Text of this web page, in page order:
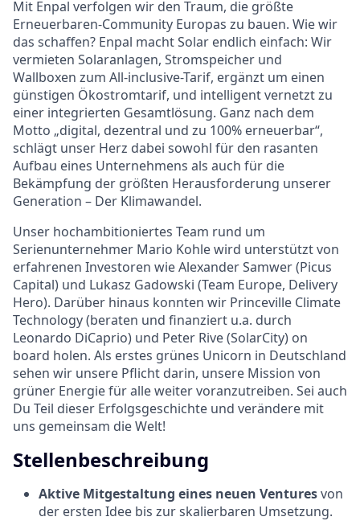
Mit Enpal verfolgen wir den Traum, die größte
Erneuerbaren-Community Europas zu bauen. Wie wir
das schaffen? Enpal macht Solar endlich einfach: Wir
vermieten Solaranlagen, Stromspeicher und
Wallboxen zum All-inclusive-Tarif, ergänzt um einen
günstigen Ökostromtarif, und intelligent vernetzt zu
einer integrierten Gesamtlösung. Ganz nach dem
Motto „digital, dezentral und zu 100% erneuerbar“,
schlägt unser Herz dabei sowohl für den rasanten
Aufbau eines Unternehmens als auch für die
Bekämpfung der größten Herausforderung unserer
Generation – Der Klimawandel.
Unser hochambitioniertes Team rund um
Serienunternehmer Mario Kohle wird unterstützt von
erfahrenen Investoren wie Alexander Samwer (Picus
Capital) und Lukasz Gadowski (Team Europe, Delivery
Hero). Darüber hinaus konnten wir Princeville Climate
Technology (beraten und finanziert u.a. durch
Leonardo DiCaprio) und Peter Rive (SolarCity) on
board holen. Als erstes grünes Unicorn in Deutschland
sehen wir unsere Pflicht darin, unsere Mission von
grüner Energie für alle weiter voranzutreiben. Sei auch
Du Teil dieser Erfolgsgeschichte und verändere mit
uns gemeinsam die Welt!
Stellenbeschreibung
Aktive Mitgestaltung eines neuen Venturesvon
der ersten Idee bis zur skalierbaren Umsetzung.